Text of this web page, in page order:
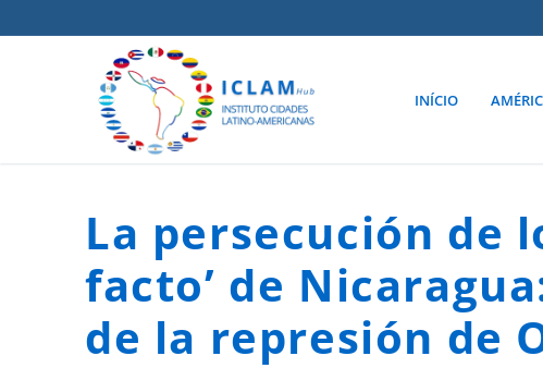
INÍCIO
La persecución de
facto’ de
de la represión de